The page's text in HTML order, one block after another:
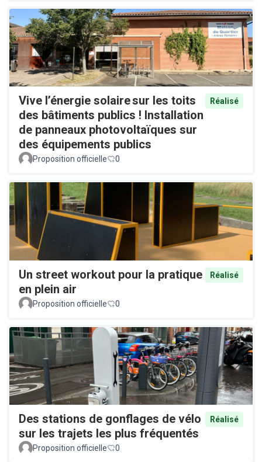
Vive l’énergie solaire sur les toits
des bâtiments publics ! Installation
de panneaux photovoltaïques sur
des équipements publics
Réalisé
Proposition officielle 0
Un street workout pour la pratique
en plein air
Réalisé
Proposition officielle 0
Des stations de gonflages de vélo
sur les trajets les plus fréquentés
Réalisé
Proposition officielle 0